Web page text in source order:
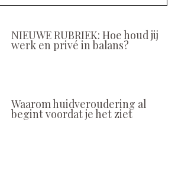
NIEUWE RUBRIEK: Hoe houd jij
werk en privé in balans?
Waarom huidveroudering al
begint voordat je het ziet